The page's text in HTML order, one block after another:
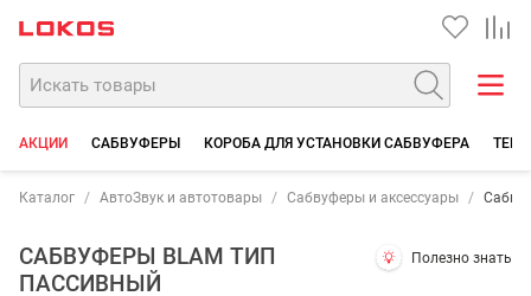
АКЦИИ САБВУФЕРЫ КОРОБА ДЛЯ УСТАНОВКИ САБВУФЕРА
Каталог АвтоЗвук и автотовары Сабвуферы и аксессуары
САБВУФЕРЫ BLAM ТИП
ПАССИВНЫЙ
Полезно знать